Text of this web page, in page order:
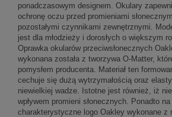
ponadczasowym designem. Okulary
ochronę oczu przed promieniami
pozostałymi czynnikami zewnętrznymi.
jest dla młodzieży i dorosłych o większym
Oprawka okularów przeciwsłonecznych
wykonana została z tworzywa O-Matter,
pomysłem producenta. Materiał ten
cechuje się dużą wytrzymałością oraz
niewielkiej wadze. Istotne jest również, iż
wpływem promieni słonecznych. Ponadto
charakterystyczne logo Oakley wykonane z